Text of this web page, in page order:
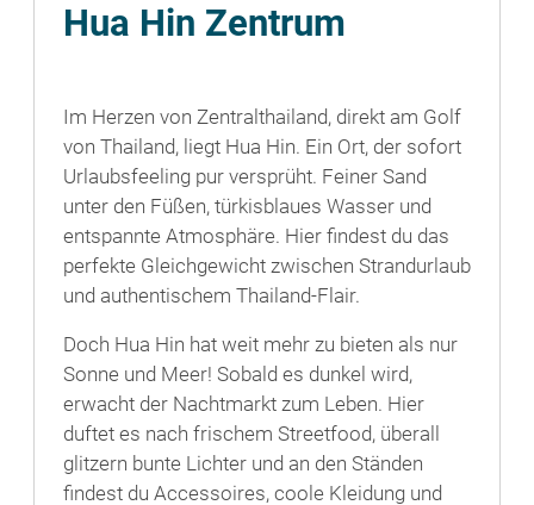
Hua Hin Zentrum
Im Herzen von Zentralthailand, direkt am Golf
von Thailand, liegt Hua Hin. Ein Ort, der sofort
Urlaubsfeeling pur versprüht. Feiner Sand
unter den Füßen, türkisblaues Wasser und
entspannte Atmosphäre. Hier findest du das
perfekte Gleichgewicht zwischen Strandurlaub
und authentischem Thailand-Flair.
Doch Hua Hin hat weit mehr zu bieten als nur
Sonne und Meer! Sobald es dunkel wird,
erwacht der Nachtmarkt zum Leben. Hier
duftet es nach frischem Streetfood, überall
glitzern bunte Lichter und an den Ständen
findest du Accessoires, coole Kleidung und